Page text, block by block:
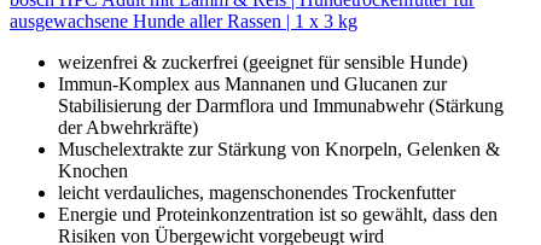
ausgewachsene Hunde aller Rassen | 1 x 3 kg
weizenfrei & zuckerfrei (geeignet für sensible Hunde)
Immun-Komplex aus Mannanen und Glucanen zur
Stabilisierung der Darmflora und Immunabwehr (Stärkung
der Abwehrkräfte)
Muschelextrakte zur Stärkung von Knorpeln, Gelenken &
Knochen
leicht verdauliches, magenschonendes Trockenfutter
Energie und Proteinkonzentration ist so gewählt, dass den
Risiken von Übergewicht vorgebeugt wird